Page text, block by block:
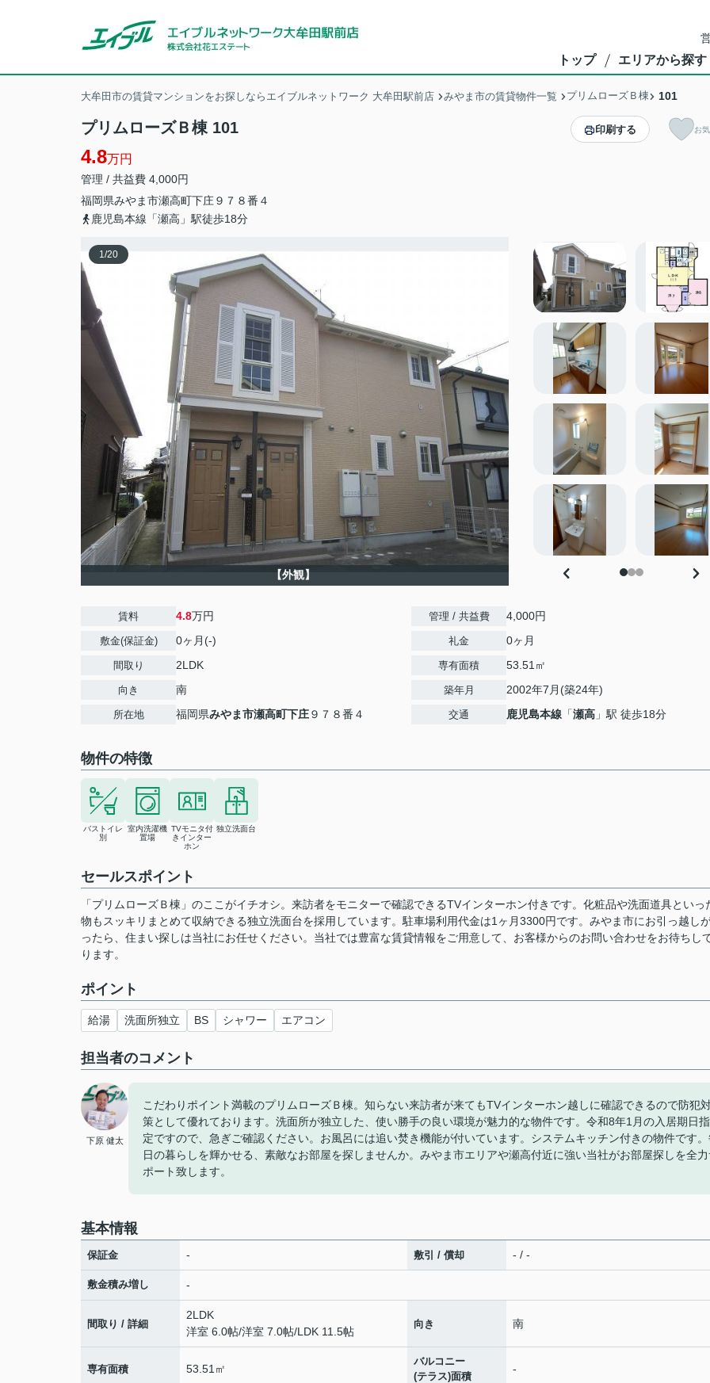
トップ エリアから探す
大牟田市の賃貸マンションをお探しならエイブルネットワーク 大牟田駅前店 みやま市の賃貸物件一覧 プリムローズＢ棟 101
プリムローズＢ棟 101
4.8万円
管理 / 共益費 4,000円
福岡県みやま市瀬高町下庄９７８番４
鹿児島本線「瀬高」駅徒歩18分
印刷する お
1/20
【外観】
賃料 4.8万円
敷金(保証金) 0ヶ月(-)
間取り 2LDK
向き 南
所在地 福岡県みやま市瀬高町下庄９７８番４
管理 / 共益費 4,000円
礼金 0ヶ月
専有面積 53.51㎡
築年月 2002年7月(築24年)
交通 鹿児島本線 「瀬高 」駅 徒歩18分
物件の特徴
バストイレ
別
室内洗濯機
置場
TVモニタ付
きインター
ホン
独立洗面台
セールスポイント
「プリムローズＢ棟」のここがイチオシ。来訪者をモニターで確認できるTVインターホン付きです。化粧品や洗面道具といっ
物もスッキリまとめて収納できる独立洗面台を採用しています。駐車場利用代金は1ヶ月3300円です。みやま市にお引っ越し
ったら、住まい探しは当社にお任せください。当社では豊富な賃貸情報をご用意して、お客様からのお問い合わせをお待ちし
ります。
ポイント
給湯 洗面所独立 BS シャワー エアコン
担当者のコメント
下原 健太
こだわりポイント満載のプリムローズＢ棟。知らない来訪者が来てもTVインターホン越しに確認できるので防犯
策として優れております。洗面所が独立した、使い勝手の良い環境が魅力的な物件です。令和8年1月の入居期日指
定ですので、急ぎご確認ください。お風呂には追い焚き機能が付いています。システムキッチン付きの物件です
日の暮らしを輝かせる、素敵なお部屋を探しませんか。みやま市エリアや瀬高付近に強い当社がお部屋探しを全
ポート致します。
基本情報
保証金 - 敷引 / 償却 - / -
敷金積み増し -
間取り / 詳細
2LDK
洋室 6.0帖/洋室 7.0帖/LDK 11.5帖
向き 南
専有面積 53.51㎡
バルコニー
(テラス)面積
-